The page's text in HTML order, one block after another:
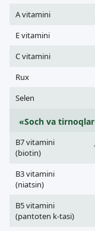
A vitamini
E vitamini
C vitamini
Rux
Selen
«Soch va
B7 vitamini
(biotin)
B3 vitamini
(niatsin)
B5 vitamini
(pantoten k-tasi)